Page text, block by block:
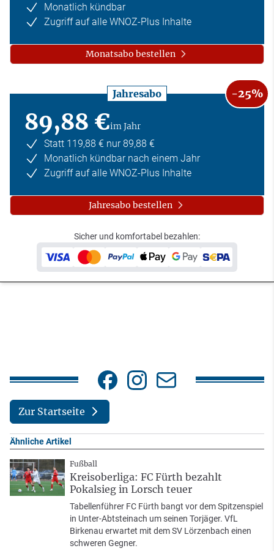
Monatlich kündbar
Zugriff auf alle WNOZ-Plus Inhalte
Monatsabo bestellen
Jahresabo -25%
89,88 €im Jahr
Statt 119,88 € nur 89,88 €
Monatlich kündbar nach einem Jahr
Zugriff auf alle WNOZ-Plus Inhalte
Jahresabo bestellen
Sicher und komfortabel bezahlen:
Zur Startseite
Ähnliche Artikel
Fußball
Kreisoberliga: FC Fürth bezahlt
Pokalsieg in Lorsch teuer
Tabellenführer FC Fürth bangt vor dem Spitzenspiel
in Unter-Abtsteinach um seinen Torjäger. VfL
Birkenau erwartet mit dem SV Lörzenbach einen
schweren Gegner.